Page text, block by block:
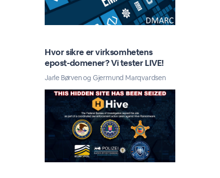
Hvor sikre er virksomhetens
epost-domener? Vi tester LIVE!
Jarle Børven og Gjermund Marqvardsen